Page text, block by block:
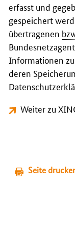
erfasst und
gespeichert
übertragenen
Informationen
deren
Weiter zu
Seite